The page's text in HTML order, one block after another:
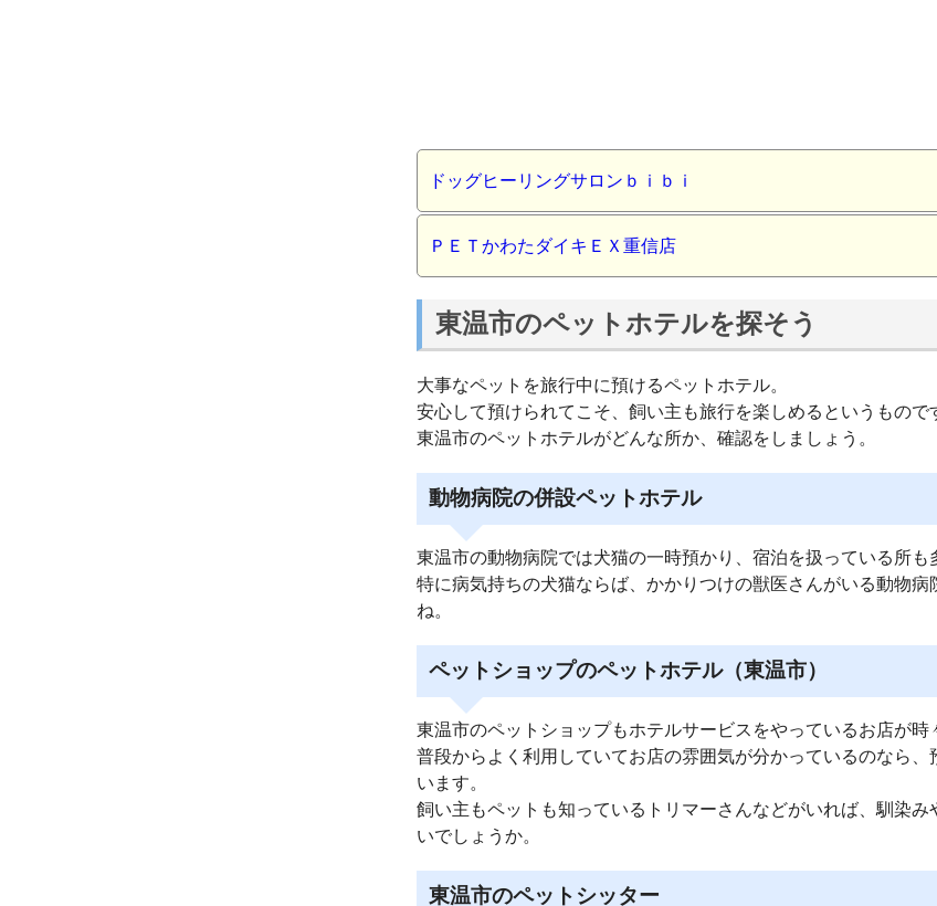
ドッグヒーリングサロンｂｉｂｉ
ＰＥＴかわたダイキＥＸ重信店
東温市のペットホテルを探そう
大事なペットを旅行中に預けるペットホテル。
安心して預けられてこそ、飼い主も旅行を楽しめるというもので
東温市のペットホテルがどんな所か、確認をしましょう。
動物病院の併設ペットホテル
東温市の動物病院では犬猫の一時預かり、宿泊を扱っている所も
特に病気持ちの犬猫ならば、かかりつけの獣医さんがいる動物病
ね。
ペットショップのペットホテル（東温市）
東温市のペットショップもホテルサービスをやっているお店が時
普段からよく利用していてお店の雰囲気が分かっているのなら、
います。
飼い主もペットも知っているトリマーさんなどがいれば、馴染み
いでしょうか。
東温市のペットシッター